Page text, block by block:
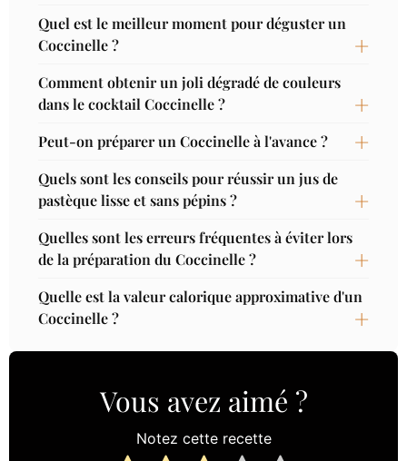
Quel est le meilleur moment pour déguster un
Coccinelle ?
Comment obtenir un joli dégradé de couleurs
dans le cocktail Coccinelle ?
Peut-on préparer un Coccinelle à l'avance ?
Quels sont les conseils pour réussir un jus de
pastèque lisse et sans pépins ?
Quelles sont les erreurs fréquentes à éviter lors
de la préparation du Coccinelle ?
Quelle est la valeur calorique approximative d'un
Coccinelle ?
Vous avez aimé ?
Notez cette recette